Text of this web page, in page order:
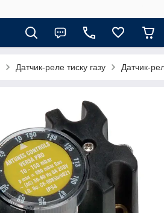
Датчик-реле тиску газу Датчик-